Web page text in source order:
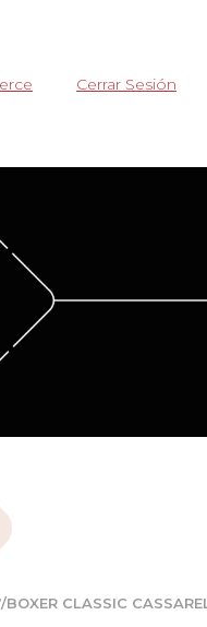
Cerrar Sesión
CLASSIC